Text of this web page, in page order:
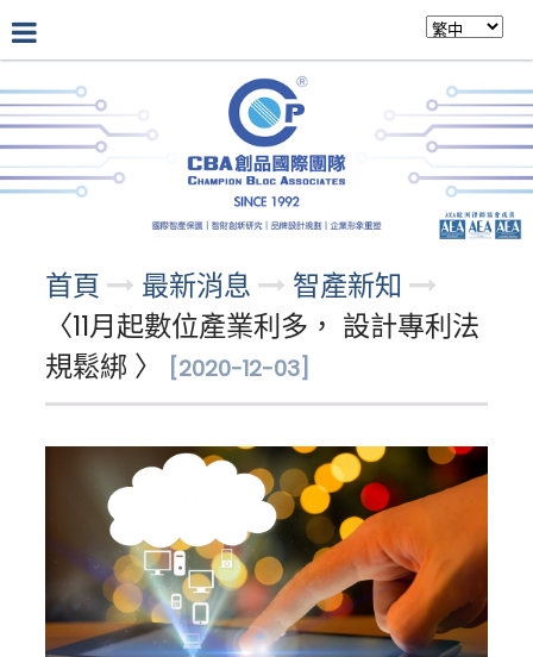
公司介紹 專業團隊
首頁 最新消息
智產新知
〈11月起數位產業利多， 設計專利法
規鬆綁 〉
[2020-12-03]